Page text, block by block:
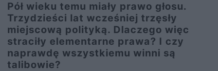
Pół wieku temu miały prawo głosu.
Trzydzieści lat wcześniej trzęsły
miejscową polityką. Dlaczego więc
straciły elementarne prawa? I czy
naprawdę wszystkiemu winni są
talibowie?